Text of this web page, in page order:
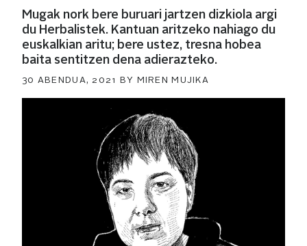
Mugak nork bere buruari jartzen dizkiola argi
du Herbalistek. Kantuan aritzeko nahiago du
euskalkian aritu; bere ustez, tresna hobea
baita sentitzen dena adierazteko.
POSTED
30 ABENDUA, 2021 BY MIREN MUJIKA